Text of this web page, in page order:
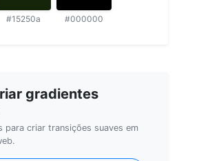
#15250a #000000
gradientes
para criar transições suaves em